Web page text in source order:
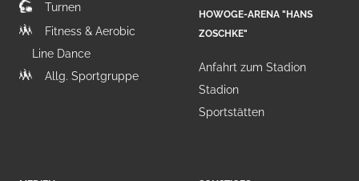
Turnen
Fitness & Aerobic
Line Dance
Allg. Sportgruppe
HOWOGE-ARENA "HANS
ZOSCHKE"
Anfahrt zum Stadion
Stadion
Sportstätten